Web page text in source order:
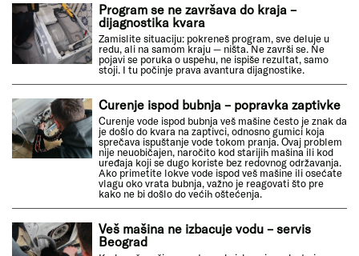
Program se ne završava do kraja –
dijagnostika kvara
Zamislite situaciju: pokreneš program, sve deluje u
redu, ali na samom kraju — ništa. Ne završi se. Ne
pojavi se poruka o uspehu, ne ispiše rezultat, samo
stoji. I tu počinje prava avantura dijagnostike.
Curenje ispod bubnja – popravka zaptivke
Curenje vode ispod bubnja veš mašine često je znak da
je došlo do kvara na zaptivci, odnosno gumici koja
sprečava ispuštanje vode tokom pranja. Ovaj problem
nije neuobičajen, naročito kod starijih mašina ili kod
uređaja koji se dugo koriste bez redovnog održavanja.
Ako primetite lokve vode ispod veš mašine ili osećate
vlagu oko vrata bubnja, važno je reagovati što pre
kako ne bi došlo do većih oštećenja.
Veš mašina ne izbacuje vodu – servis
Beograd